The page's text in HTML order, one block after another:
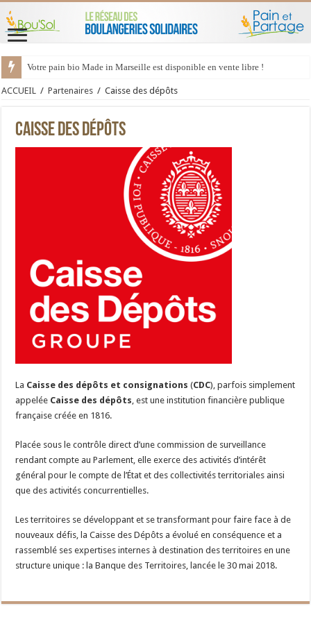
Votre pain bio Made in Marseille est disponible en vente libre !
ACCUEIL / Partenaires / Caisse des dépôts
Caisse des dépôts
La Caisse des dépôts et consignations (CDC), parfois simplement
appelée Caisse des dépôts , est une institution financière publique
française créée en 1816.
Placée sous le contrôle direct d’une commission de surveillance
rendant compte au Parlement, elle exerce des activités d’intérêt
général pour le compte de l’État et des collectivités territoriales ainsi
que des activités concurrentielles.
Les territoires se développant et se transformant pour faire face à de
nouveaux défis, la Caisse des Dépôts a évolué en conséquence et a
rassemblé ses expertises internes à destination des territoires en une
structure unique : la Banque des Territoires, lancée le 30 mai 2018.